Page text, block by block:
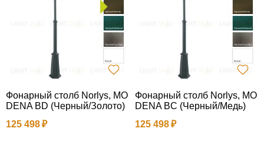
Фонарный столб Norlys, MO
DENA BD (Черный/Золото)
125 498
Фонарный столб Norlys, MO
DENA BC (Черный/Медь)
125 498